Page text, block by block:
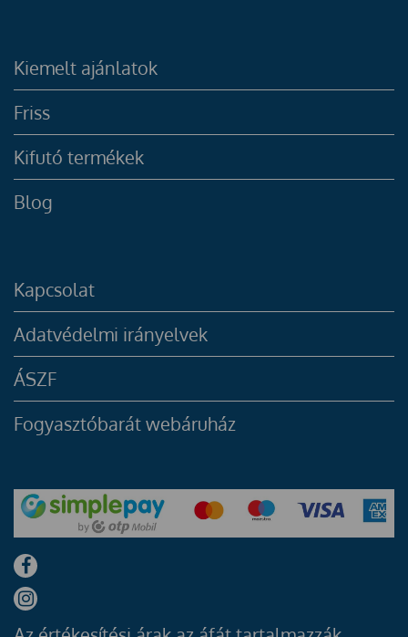
Kiemelt ajánlatok
Friss
Kifutó termékek
Blog
Kapcsolat
Adatvédelmi irányelvek
ÁSZF
Fogyasztóbarát webáruház